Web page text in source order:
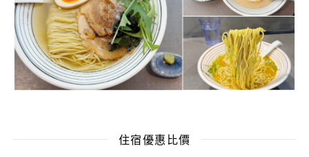
住宿優惠比價